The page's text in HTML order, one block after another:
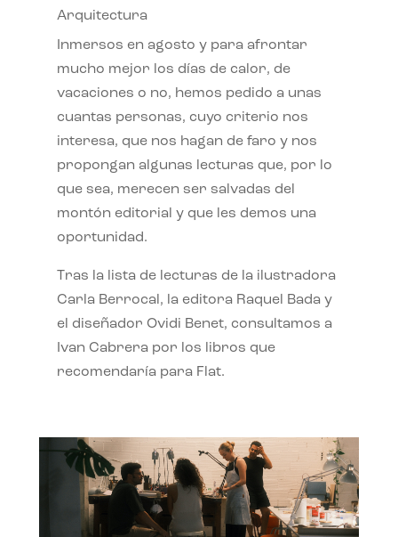
Arquitectura
Inmersos en agosto y para afrontar
mucho mejor los días de calor, de
vacaciones o no, hemos pedido a unas
cuantas personas, cuyo criterio nos
interesa, que nos hagan de faro y nos
propongan algunas lecturas que, por lo
que sea, merecen ser salvadas del
montón editorial y que les demos una
oportunidad.
Tras la lista de lecturas de la ilustradora
Carla Berrocal, la editora Raquel Bada y
el diseñador Ovidi Benet, consultamos a
Ivan Cabrera por los libros que
recomendaría para Flat.